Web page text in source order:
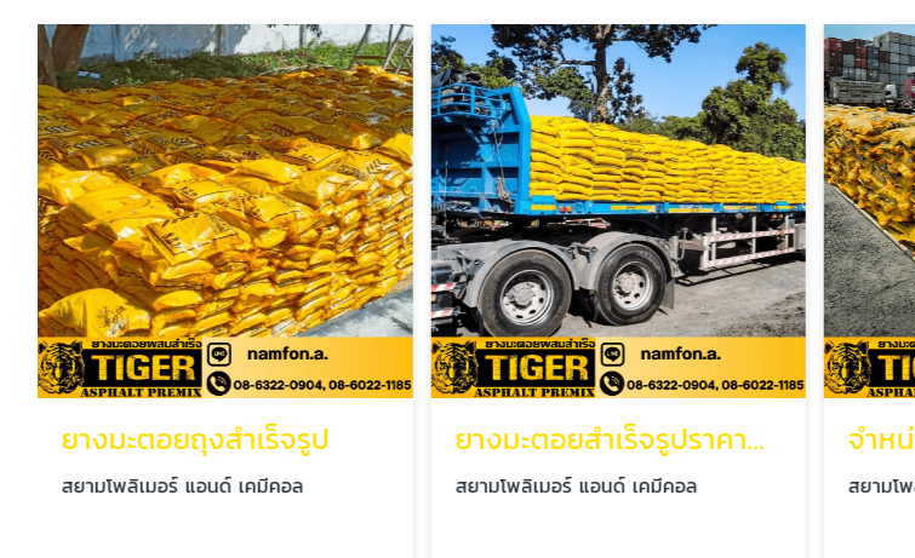
ยางมะตอยถุงสำเร็จรูป
สยามโพลิเมอร์ แอนด์ เคมีคอล
ยางมะตอยสำเร็จรูปราคาส่ง
สยามโพลิเมอร์ แอนด์ เคมีคอล สยามโ